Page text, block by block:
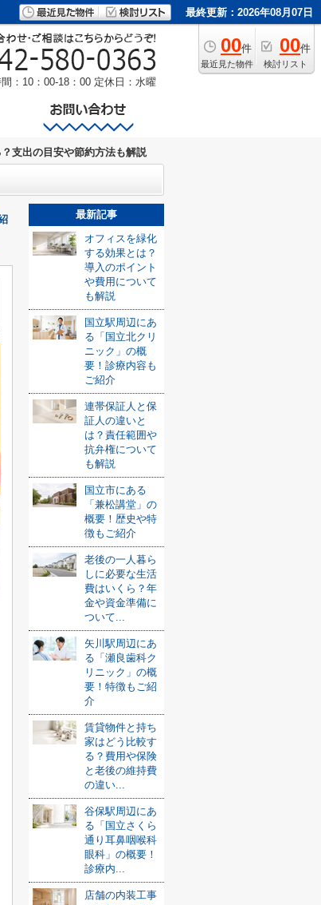
最終更新：2026年08月07日
00件
最近見た物件
00件
検討リスト
：10：00-18：00 定休日：水曜
支出の目安や節約方法も解説
最新記事
オフィスを緑化
する効果とは？
導入のポイント
や費用について
も解説
国立駅周辺にあ
る「国立北クリ
ニック」の概
要！診療内容も
ご紹介
連帯保証人と保
証人の違いと
は？責任範囲や
抗弁権について
も解説
国立市にある
「兼松講堂」の
概要！歴史や特
徴もご紹介
老後の一人暮ら
しに必要な生活
費はいくら？年
金や資金準備に
ついて...
矢川駅周辺にあ
る「瀬良歯科ク
リニック」の概
要！特徴もご紹
介
賃貸物件と持ち
家はどう比較す
る？費用や保険
と老後の維持費
の違い...
谷保駅周辺にあ
る「国立さくら
通り耳鼻咽喉科
眼科」の概要！
診療内...
店舗の内装工事